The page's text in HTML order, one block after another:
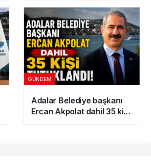
GÜNDEM
Adalar Belediye başkanı
Ercan Akpolat dahil 35 kişi